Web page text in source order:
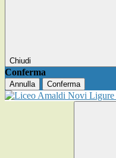
Chiudi
Conferma
Annulla Conferma